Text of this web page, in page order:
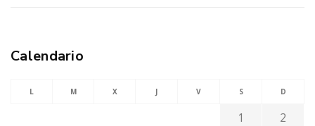
Calendario
L M X J V S D
1
2